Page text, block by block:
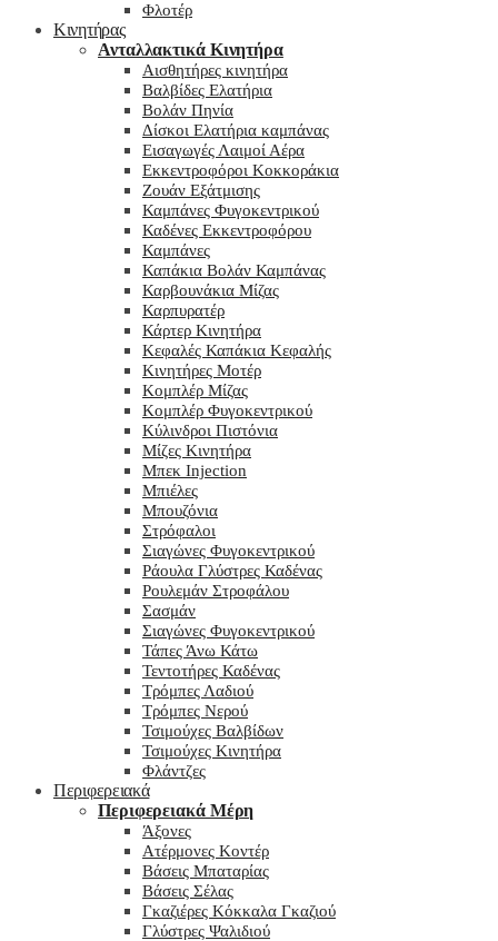
Φλοτέρ
Κινητήρας
Ανταλλακτικά Κινητήρα
Αισθητήρες κινητήρα
Βαλβίδες Ελατήρια
Βολάν Πηνία
Δίσκοι Ελατήρια καμπάνας
Εισαγωγές Λαιμοί Αέρα
Εκκεντροφόροι Κοκκοράκια
Ζουάν Εξάτμισης
Καμπάνες Φυγοκεντρικού
Καδένες Εκκεντροφόρου
Καμπάνες
Καπάκια Βολάν Καμπάνας
Καρβουνάκια Μίζας
Καρπυρατέρ
Κάρτερ Κινητήρα
Κεφαλές Καπάκια Κεφαλής
Κινητήρες Μοτέρ
Κομπλέρ Μίζας
Κομπλέρ Φυγοκεντρικού
Κύλινδροι Πιστόνια
Μίζες Κινητήρα
Μπεκ Injection
Μπιέλες
Μπουζόνια
Στρόφαλοι
Σιαγώνες Φυγοκεντρικού
Ράουλα Γλύστρες Καδένας
Ρουλεμάν Στροφάλου
Σασμάν
Σιαγώνες Φυγοκεντρικού
Τάπες Άνω Κάτω
Τεντοτήρες Καδένας
Τρόμπες Λαδιού
Τρόμπες Νερού
Τσιμούχες Βαλβίδων
Τσιμούχες Κινητήρα
Φλάντζες
Περιφερειακά
Περιφερειακά Μέρη
Άξονες
Ατέρμονες Κοντέρ
Βάσεις Μπαταρίας
Βάσεις Σέλας
Γκαζιέρες Κόκκαλα Γκαζιού
Γλύστρες Ψαλιδιού